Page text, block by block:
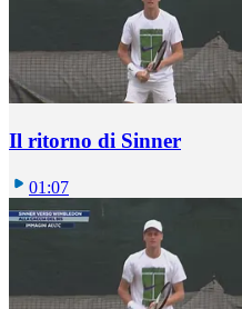
Il ritorno di Sinner
01:07